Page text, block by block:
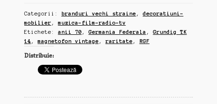
magnetofon
tip
valiza,
anii
70,
Germania
functional
Categorii: branduri vechi straine ,decoratiuni-
mobilier ,muzica-film-radio-tv
Etichete:anii 70 ,Germania Federala ,Grundig TK
14 ,magnetofon vintage , raritate , RGF
Distribuie: